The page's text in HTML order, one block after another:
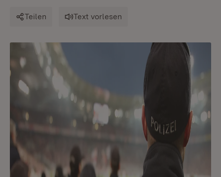
Teilen Text vorlesen